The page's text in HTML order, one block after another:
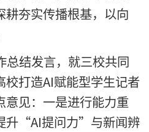
耕夯实传播根基，以向
总结发言，就三校共同
校打造AI赋能型学生记者
意见：一是进行能力重
升“AI提问力”与新闻辨